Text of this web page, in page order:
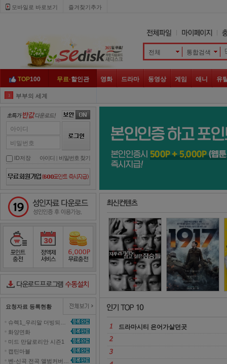
모바일로 바로보기 즐겨찾기추가
전체 통합검색
TOP100 무료·할인관 영화 드라마 동영상 게임 애니 유
3 부부의 세계
메모리스트
루갈
365
7 반의반
9 나쁜사랑
10 날씨가
1 본 어게인
아이디
비밀번호
ID저장 아이디 | 비밀번호 찾기
포인트충전 정액제서비스포인트무료충전
다운로드컨트롤러수동설치
요청자료 등록현황
화양연화
미드 만달로리안 시즌1
캡틴마블
드라마시티 은어가살던곳